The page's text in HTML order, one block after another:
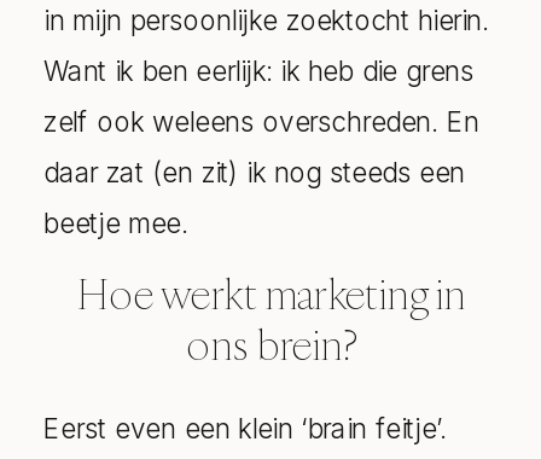
in mijn persoonlijke zoektocht hierin.
Want ik ben eerlijk: ik heb die grens
zelf ook weleens overschreden. En
daar zat (en zit) ik nog steeds een
beetje mee.
Hoe werkt marketing in
ons brein?
Eerst even een klein ‘brain feitje’.